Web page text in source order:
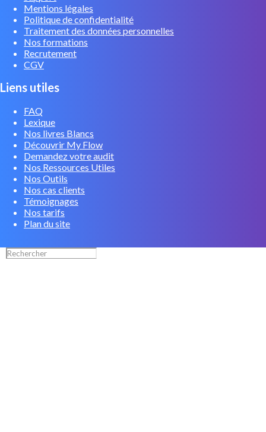
Mentions légales
Politique de confidentialité
Traitement des données personnelles
Nos formations
Recrutement
CGV
Liens utiles
FAQ
Lexique
Nos livres Blancs
Découvrir My Flow
Demandez votre audit
Nos Ressources Utiles
Nos Outils
Nos cas clients
Témoignages
Nos tarifs
Plan du site